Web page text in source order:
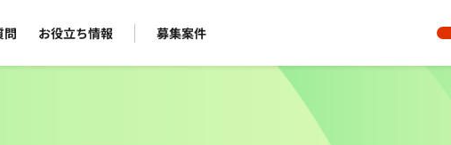
問 お役立ち情報 募集案件